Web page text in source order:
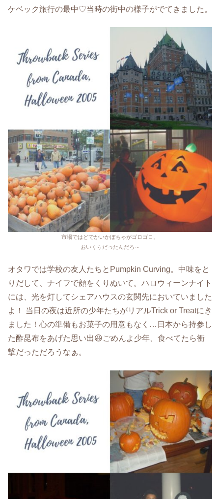
ケベック旅行の最中♡当時の街中の様子がでてきました。
市場ではどでかいかぼちゃがゴロゴロ。
おいくらだったんだろ～
オタワでは学校の友人たちとPumpkin Curving。中味をと
りだして、ナイフで顔をくりぬいて。ハロウィーンナイト
には、光を灯してシェアハウスの玄関先においていました
よ！ 当日の夜は近所の少年たちがリアルTrick or Treatにき
ました！心の準備もお菓子の用意もなく…日本から持参し
た酢昆布をあげた思い出😆ごめんよ少年、食べてたら衝
撃だっただろうなぁ。